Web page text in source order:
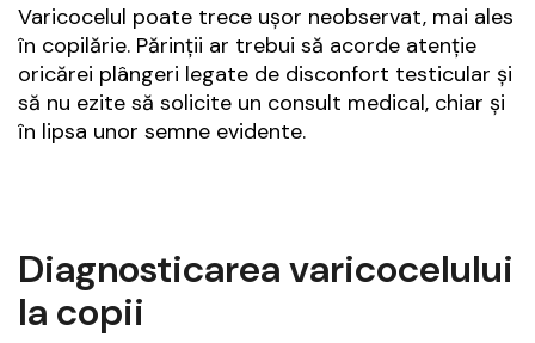
Varicocelul poate trece ușor neobservat, mai ales
în copilărie. Părinții ar trebui să acorde atenție
oricărei plângeri legate de disconfort testicular și
să nu ezite să solicite un consult medical, chiar și
în lipsa unor semne evidente.
Diagnosticarea varicocelului
la copii